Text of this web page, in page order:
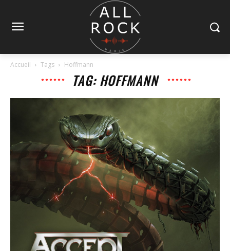
Accueil Tags Hoffmann
TAG: HOFFMANN